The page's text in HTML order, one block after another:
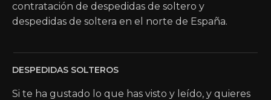
contratación de despedidas de soltero y
despedidas de soltera en el norte de España.
DESPEDIDAS SOLTEROS
Si te ha gustado lo que has visto y leído, y quieres